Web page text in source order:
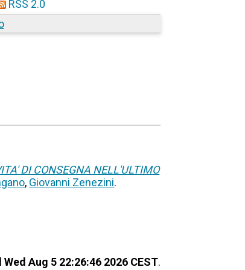
RSS 2.0
DI CONSEGNA NELL'ULTIMO
, Giovanni Zenezini.
Wed Aug 5 22:26:46 2026 CEST.